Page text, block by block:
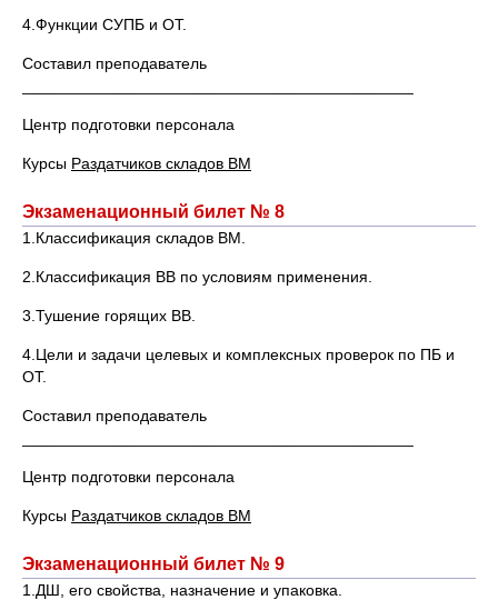
4.Функции СУПБ и ОТ.
Составил преподаватель
Центр подготовки персонала
Курсы Раздатчиков складов ВМ
Экзаменационный билет № 8
1.Классификация складов ВМ.
2.Классификация ВВ по условиям применения.
3.Тушение горящих ВВ.
4.Цели и задачи целевых и комплексных проверок по ПБ и
ОТ.
Составил преподаватель
Центр подготовки персонала
Курсы Раздатчиков складов ВМ
Экзаменационный билет № 9
1.ДШ, его свойства, назначение и упаковка.